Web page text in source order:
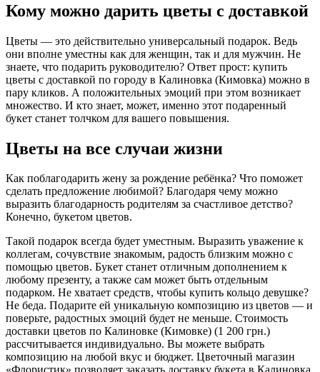
Кому можно дарить цветы с доставкой
Цветы — это действительно универсальный подарок. Ведь
они вполне уместны как для женщин, так и для мужчин. Не
знаете, что подарить руководителю? Ответ прост: купить
цветы с доставкой по городу в Калиновка (Кимовка) можно в
пару кликов. А положительных эмоций при этом возникает
множество. И кто знает, может, именно этот подаренный
букет станет толчком для вашего повышения.
Цветы на все случаи жизни
Как поблагодарить жену за рождение ребёнка? Что поможет
сделать предложение любимой? Благодаря чему можно
выразить благодарность родителям за счастливое детство?
Конечно, букетом цветов.
Такой подарок всегда будет уместным. Выразить уважение к
коллегам, сочувствие знакомым, радость близким можно с
помощью цветов. Букет станет отличным дополнением к
любому презенту, а также сам может быть отдельным
подарком. Не хватает средств, чтобы купить кольцо девушке?
Не беда. Подарите ей уникальную композицию из цветов — и
поверьте, радостных эмоций будет не меньше. Стоимость
доставки цветов по Калиновке (Кимовке) (1 200 грн.)
рассчитывается индивидуально. Вы можете выбрать
композицию на любой вкус и бюджет. Цветочный магазин